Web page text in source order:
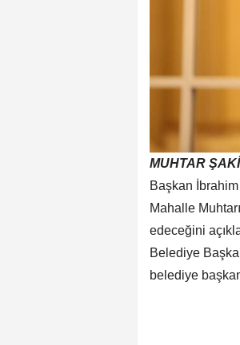
MUHTAR
Başkan
Mahalle
edeceğini
Belediye
belediye